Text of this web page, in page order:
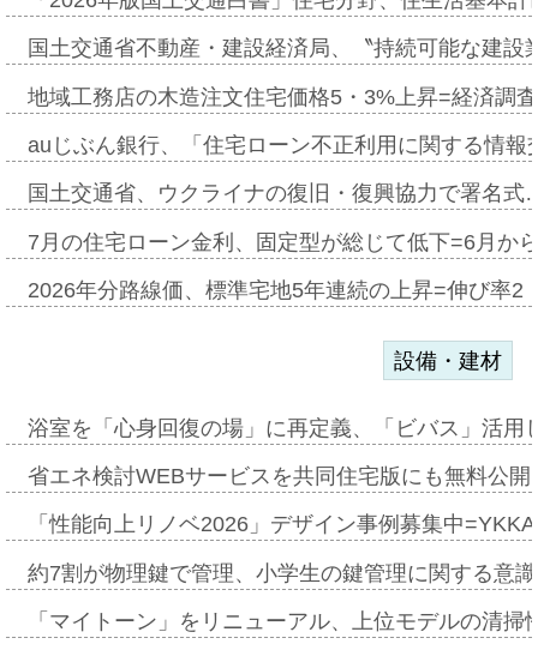
国土交通省不動産・建設経済局、〝持続可能な建
地域工務店の木造注文住宅価格5・3%上昇=経済調
auじぶん銀行、「住宅ローン不正利用に関する情
国土交通省、ウクライナの復旧・復興協力で署名
7月の住宅ローン金利、固定型が総じて低下=6月か
2026年分路線価、標準宅地5年連続の上昇=伸び率
設備・建材
浴室を「心身回復の場」に再定義、「ビバス」活
省エネ検討WEBサービスを共同住宅版にも無料公
「性能向上リノベ2026」デザイン事例募集中
約7割が物理鍵で管理、小学生の鍵管理に関する意
「マイトーン」をリニューアル、上位モデルの清